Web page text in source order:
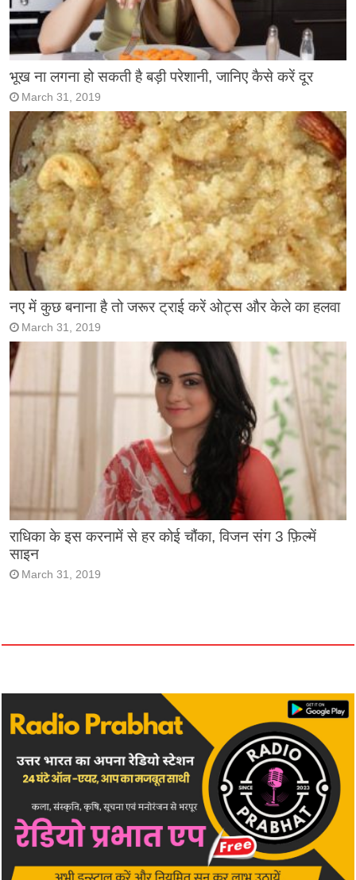
भूख ना लगना हो सकती है बड़ी परेशानी, जानिए कैसे करें दूर
March 31, 2019
नए में कुछ बनाना है तो जरूर ट्राई करें ओट्स और केले का हलवा
March 31, 2019
राधिका के इस करनामें से हर कोई चौंका, विजन संग 3 फ़िल्में
साइन
March 31, 2019